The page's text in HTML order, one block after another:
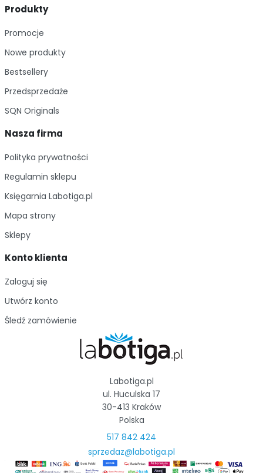
Produkty
Promocje
Nowe produkty
Bestsellery
Przedsprzedaże
SQN Originals
Nasza firma
Polityka prywatności
Regulamin sklepu
Księgarnia Labotiga.pl
Mapa strony
Sklepy
Konto klienta
Zaloguj się
Utwórz konto
Śledź zamówienie
Labotiga.pl
ul. Huculska 17
30-413 Kraków
Polska
517 842 424
sprzedaz@labotiga.pl